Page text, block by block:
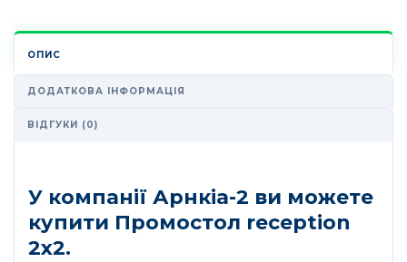
ОПИС
ДОДАТКОВА ІНФОРМАЦІЯ
ВІДГУКИ (0)
У компанії Арнкіа-2 ви можете
купити Промостол reception
2х2.